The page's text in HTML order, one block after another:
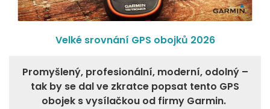
Velké srovnání GPS obojků 2026
Promyšlený, profesionální, moderní, odolný –
tak by se dal ve zkratce popsat tento GPS
obojek s vysílačkou od firmy Garmin.